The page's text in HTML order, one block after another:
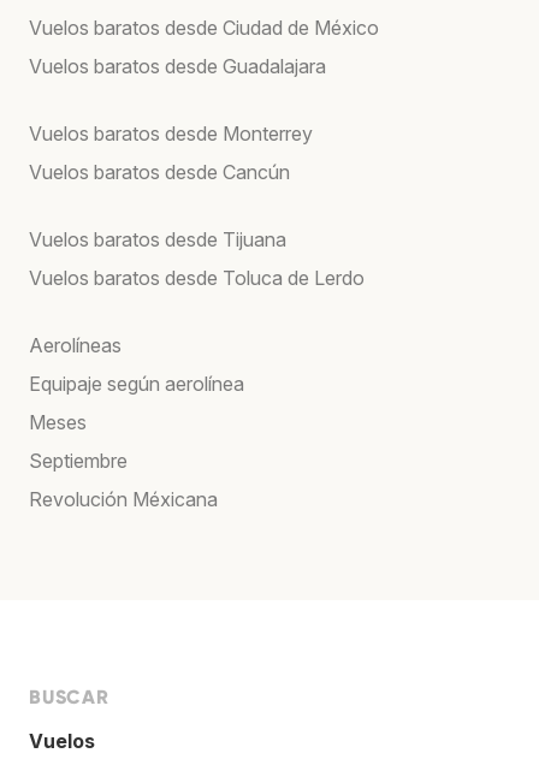
Vuelos baratos desde Ciudad de México
Vuelos baratos desde Guadalajara
Vuelos baratos desde Monterrey
Vuelos baratos desde Cancún
Vuelos baratos desde Tijuana
Vuelos baratos desde Toluca de Lerdo
Aerolíneas
Equipaje según aerolínea
Meses
Septiembre
Revolución Méxicana
BUSCAR
Vuelos